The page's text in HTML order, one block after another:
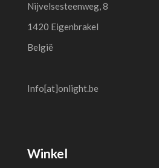
Nijvelsesteenweg, 8
1420 Eigenbrakel
België
Info[at]onlight.be
Winkel